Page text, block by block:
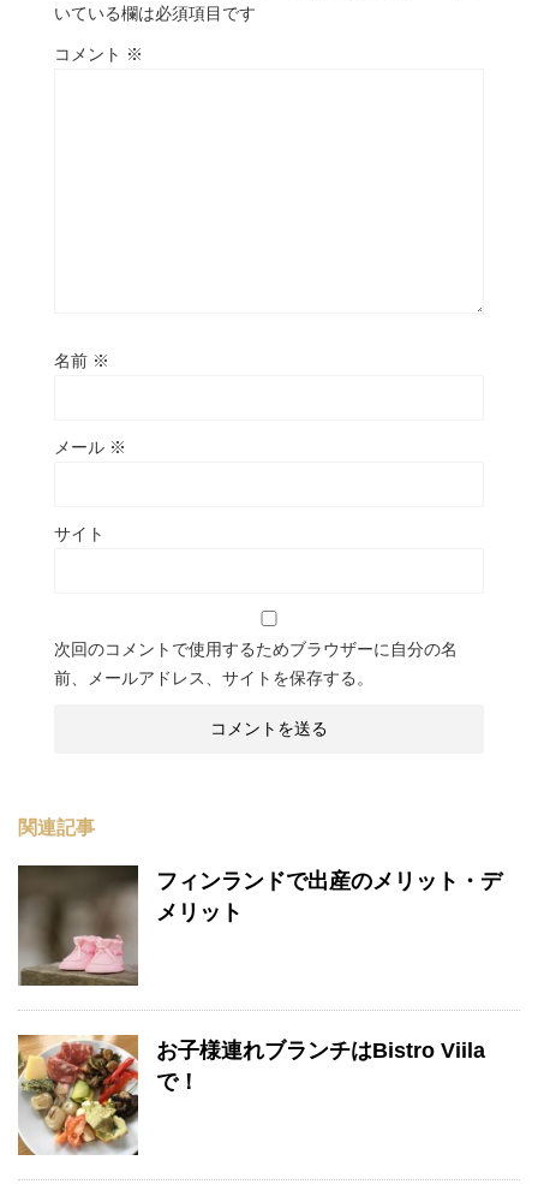
いている欄は必須項目です
コメント ※
名前 ※
メール ※
サイト
次回のコメントで使用するためブラウザーに自分の名
前、メールアドレス、サイトを保存する。
関連記事
フィンランドで出産のメリット・デ
メリット
お子様連れブランチはBistro Viila
で！